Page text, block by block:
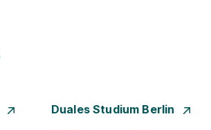
Duales Studium Berlin